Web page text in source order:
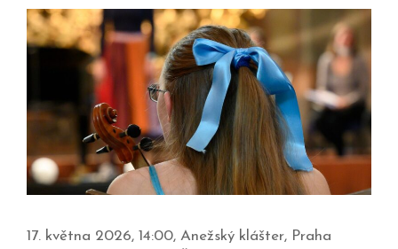
17. května 2026, 14:00, Anežský klášter, Praha